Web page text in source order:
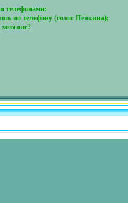
телефонами:
по телефону (голос Пенкина);